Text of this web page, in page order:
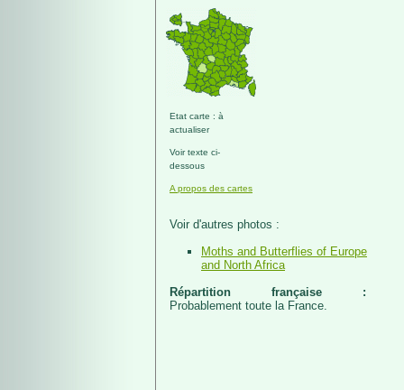
Etat carte : à
actualiser
Voir texte ci-
dessous
A propos des cartes
Voir d'autres photos :
Moths and Butterflies of Europe
and North Africa
Répartition française :
Probablement toute la France.